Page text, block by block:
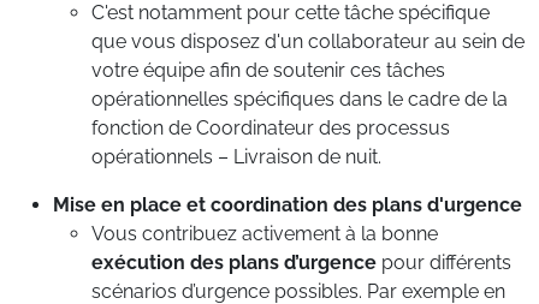
C'est notamment pour cette tâche spécifique
que vous disposez d'un collaborateur au sein de
votre équipe afin de soutenir ces tâches
opérationnelles spécifiques dans le cadre de la
fonction de Coordinateur des processus
opérationnels – Livraison de nuit.
Mise en place et coordination des plans d'urgence
Vous contribuez activement à la bonne
exécution des plans d’urgence pour différents
scénarios d’urgence possibles. Par exemple en